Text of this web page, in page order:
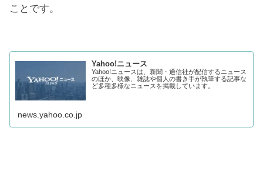
ことです。
Yahoo!ニュース
Yahoo!ニュースは、新聞・通信社が配信するニュース
のほか、映像、雑誌や個人の書き手が執筆する記事な
ど多種多様なニュースを掲載しています。
news.yahoo.co.jp